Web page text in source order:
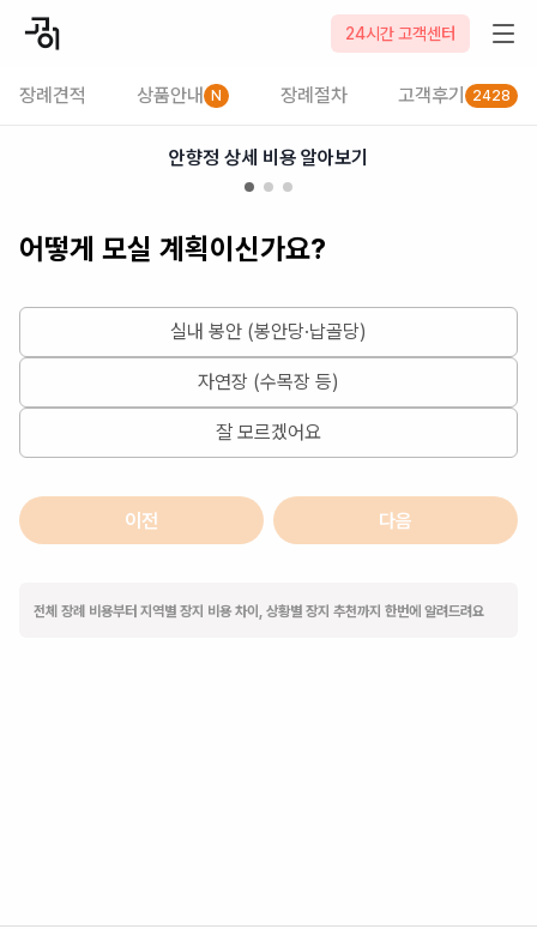
24시간 고객센터
장례견적 상품안내 N 장례절차 고객후기 2428
2026-08-08
안향정 상세 비용 알아보기
어떻게 모실 계획이신가요?
실내 봉안 (봉안당·납골당)
자연장 (수목장 등)
잘 모르겠어요
이전 다음
전체 장례 비용부터 지역별 장지 비용 차이, 상황별 장지 추천까지 한번에 알려드려요